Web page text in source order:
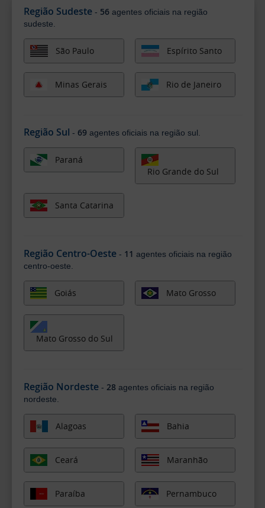
Região Sudeste - 56agentes oficiais na região
sudeste.
São Paulo Espírito Santo
Minas Gerais Rio de Janeiro
Região Sul - 69agentes oficiais na região sul.
Paraná
Rio Grande do Sul
Santa Catarina
Região Centro-Oeste - 11 agentes oficiais na região
centro-oeste.
Goiás Mato Grosso
Mato Grosso do Sul
Região Nordeste - 28 agentes oficiais na região
nordeste.
Alagoas Bahia
Ceará Maranhão
Paraíba Pernambuco